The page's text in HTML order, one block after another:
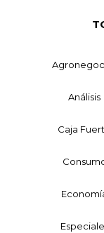
Análisis
Caja